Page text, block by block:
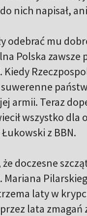
nich napisał,
odebrać mu
Polska zawsze
armii. Teraz
wszystko dla
z BBN.
doczesne
Mariana
laty w
lata